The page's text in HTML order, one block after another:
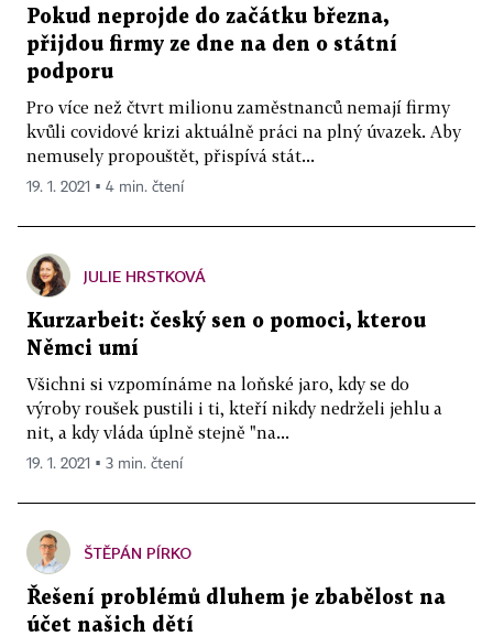
Pokud neprojde do začátku března,
přijdou firmy ze dne na den o státní
podporu
Pro více než čtvrt milionu zaměstnanců nemají firmy
kvůli covidové krizi aktuálně práci na plný úvazek. Aby
nemusely propouštět, přispívá stát...
19. 1. 2021 ▪ 4 min. čtení
JULIE HRSTKOVÁ
Kurzarbeit: český sen o pomoci, kterou
Němci umí
Všichni si vzpomínáme na loňské jaro, kdy se do
výroby roušek pustili i ti, kteří nikdy nedrželi jehlu a
nit, a kdy vláda úplně stejně "na...
19. 1. 2021 ▪ 3 min. čtení
ŠTĚPÁN PÍRKO
Řešení problémů dluhem je zbabělost na
účet našich dětí